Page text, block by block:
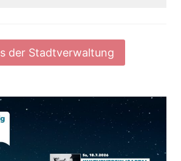
der Stadtverwaltung